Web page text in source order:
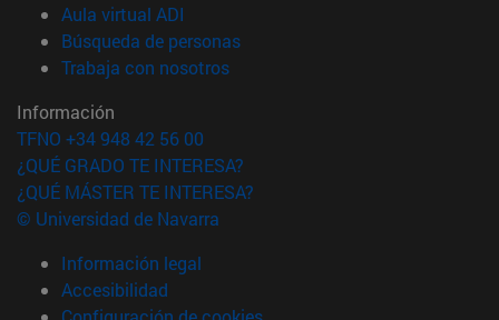
Aula virtual ADI
Búsqueda de personas(abre en nueva ventana)
Trabaja con nosotros(abre en nueva ventana)
Información
TFNO +34 948 42 56 00
¿QUÉ GRADO TE INTERESA?
¿QUÉ MÁSTER TE INTERESA?
© Universidad de Navarra
Información legal
Accesibilidad